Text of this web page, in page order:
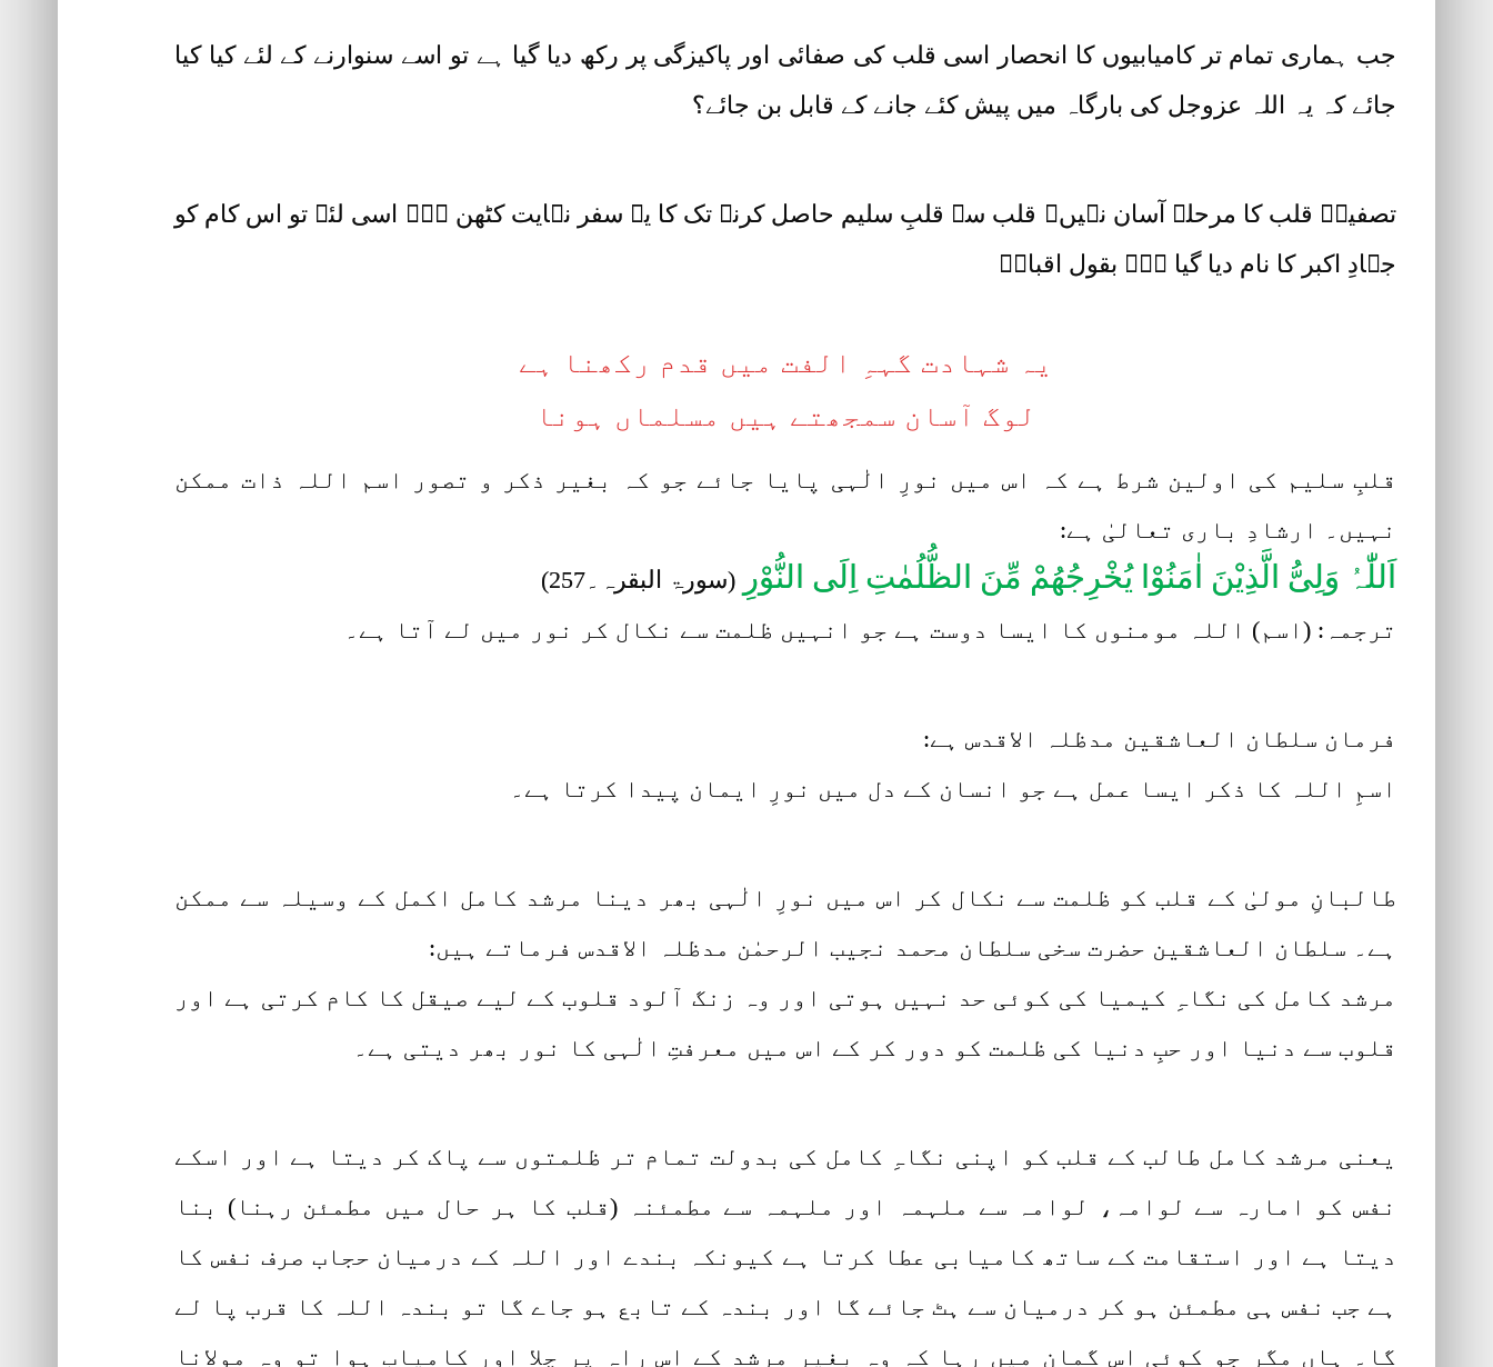
جب ہماری تمام تر کامیابیوں کا انحصار اسی قلب کی صفائی اور پاکیزگی پر رکھ دیا گیا ہے تو اسے سنوارنے کے لئے کیا کیا
جائے کہ یہ اللہ عزوجل کی بارگاہ میں پیش کئے جانے کے قابل بن جائے؟
تصفیۂ قلب کا مرحلہ آسان نہیں۔ قلب سے قلبِ سلیم حاصل کرنے تک کا یہ سفر نہایت کٹھن ہے۔ اسی لئے تو اس کام کو
جہادِ اکبر کا نام دیا گیا ہے۔ بقول اقبالؒ
یہ شہادت گہہِ الفت میں قدم رکھنا ہے
لوگ آسان سمجھتے ہیں مسلماں ہونا
قلبِ سلیم کی اولین شرط ہے کہ اس میں نورِ الٰہی پایا جائے جو کہ بغیر ذکر و تصور اسم اللہ ذات ممکن
نہیں۔ ارشادِ باری تعالیٰ ہے:
اَللّٰہُ وَلِیُّ الَّذِیْنَ اٰمَنُوْا یُخْرِجُھُمْ مِّنَ الظُّلُمٰتِ اِلَی النُّوْرِ
(سورۃ البقرہ۔257)
ترجمہ: (اسم) اللہ مومنوں کا ایسا دوست ہے جو انہیں ظلمت سے نکال کر نور میں لے آتا ہے۔
فرمان سلطان العاشقین مدظلہ الاقدس ہے:
اسمِ اللہ کا ذکر ایسا عمل ہے جو انسان کے دل میں نورِ ایمان پیدا کرتا ہے۔
طالبانِ مولیٰ کے قلب کو ظلمت سے نکال کر اس میں نورِ الٰہی بھر دینا مرشد کامل اکمل کے وسیلہ سے ممکن
ہے۔ سلطان العاشقین حضرت سخی سلطان محمد نجیب الرحمٰن مدظلہ الاقدس فرماتے ہیں:
مرشد کامل کی نگاہِ کیمیا کی کوئی حد نہیں ہوتی اور وہ زنگ آلود قلوب کے لیے صیقل کا کام کرتی ہے اور
قلوب سے دنیا اور حبِ دنیا کی ظلمت کو دور کر کے اس میں معرفتِ الٰہی کا نور بھر دیتی ہے۔
یعنی مرشد کامل طالب کے قلب کو اپنی نگاہِ کامل کی بدولت تمام تر ظلمتوں سے پاک کر دیتا ہے اور اسکے
نفس کو امارہ سے لوامہ، لوامہ سے ملہمہ اور ملہمہ سے مطمئنہ (قلب کا ہر حال میں مطمئن رہنا) بنا
دیتا ہے اور استقامت کے ساتھ کامیابی عطا کرتا ہے کیونکہ بندے اور اللہ کے درمیان حجاب صرف نفس کا
ہے جب نفس ہی مطمئن ہو کر درمیان سے ہٹ جائے گا اور بندہ کے تابع ہو جاے گا تو بندہ اللہ کا قرب پا لے
گا۔ ہاں مگر جو کوئی اس گمان میں رہا کہ وہ بغیر مرشد کے اس راہ پر چلا اور کامیاب ہوا تو وہ مولانا